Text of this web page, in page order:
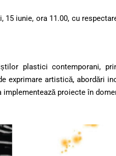
iunie, ora 11.00, cu
plastici contemporani,
exprimare artistică, abordări
proiecte în